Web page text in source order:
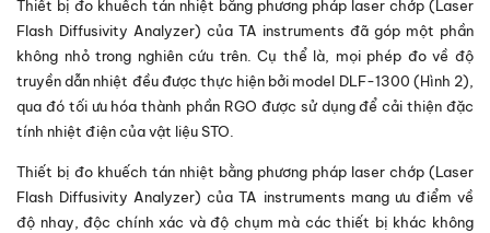
Thiết bị đo khuếch tán nhiệt bằng phương pháp laser chớp (Laser
Flash Diffusivity Analyzer) của TA instruments đã góp một phần
không nhỏ trong nghiên cứu trên. Cụ thể là, mọi phép đo về độ
truyền dẫn nhiệt đều được thực hiện bởi model DLF-1300 (Hình 2),
qua đó tối ưu hóa thành phần RGO được sử dụng để cải thiện đặc
tính nhiệt điện của vật liệu STO.
Thiết bị đo khuếch tán nhiệt bằng phương pháp laser chớp (Laser
Flash Diffusivity Analyzer) của TA instruments mang ưu điểm về
độ nhay, độc chính xác và độ chụm mà các thiết bị khác không